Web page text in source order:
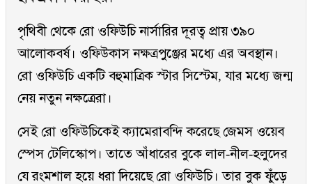
পৃথিবী থেকে রো ওফিউচি নার্সারির দূরত্ব প্রায় ৩৯০
আলোকবর্ষ। ওফিউকাস নক্ষত্রপুঞ্জের মধ্যে এর অবস্থান।
রো ওফিউচি একটি বহুমাত্রিক স্টার সিস্টেম, যার মধ্যে জন্ম
নেয় নতুন নক্ষত্রেরা।
সেই রো ওফিউচিকেই ক্যামেরাবন্দি করেছে জেমস ওয়েব
স্পেস টেলিস্কোপ। তাতে আঁধারের বুকে লাল-নীল-হলুদের
যে রংমশাল হয়ে ধরা দিয়েছে রো ওফিউচি। তার বুক ফুঁড়ে